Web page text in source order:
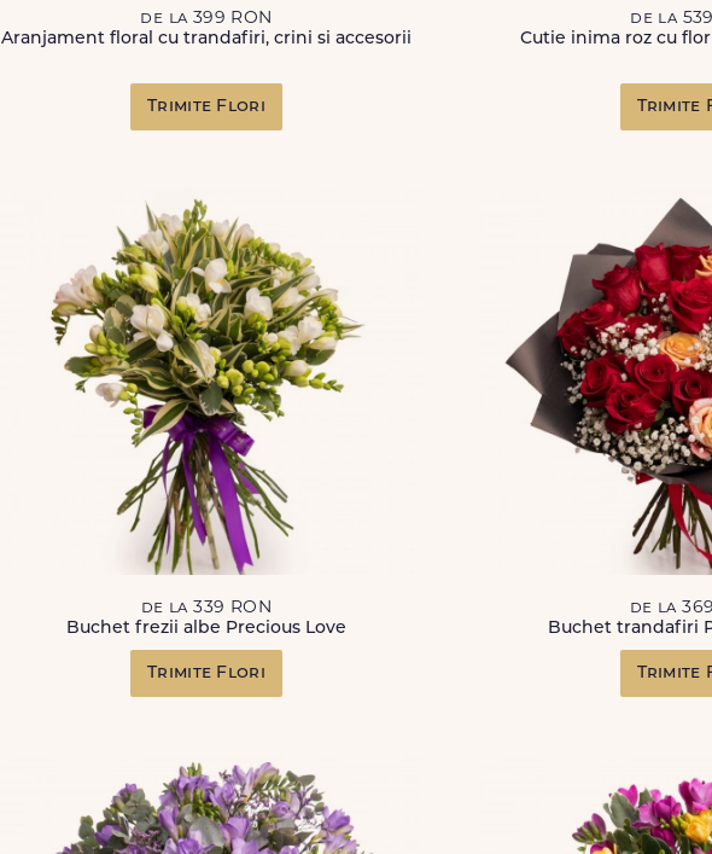
de la 399 RON
Aranjament floral cu trandafiri, crini si accesorii
Trimite Flori
de la
Cutie inima roz cu
Trimite
de la 339 RON
Buchet frezii albe Precious Love
Trimite Flori
de la
Buchet trandafiri
Trimite